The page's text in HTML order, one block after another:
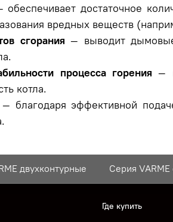
обеспечивает достаточное
вредных веществ
сгорания — выводит
процесса горения —
котла.
— благодаря эффективной
двухконтурные Серия
Где купить